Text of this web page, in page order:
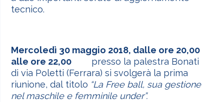
tecnico.
Mercoledì 30 maggio 2018, dalle ore 20,00
alle ore 22,00 presso la palestra Bonati
di via Poletti (Ferrara) si svolgerà la prima
riunione, dal titolo “La Free ball, sua gestione
nel maschile e femminile under”.